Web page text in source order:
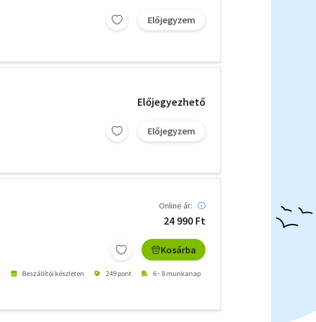
Előjegyzem
Előjegyezhető
Előjegyzem
Online ár:
24 990 Ft
Kosárba
Beszállítói készleten 249 pont 6 - 8 munkanap